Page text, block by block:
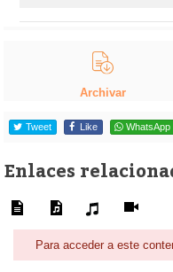
Archivar
Tweet Like WhatsApp
Enlaces
Para acceder a este